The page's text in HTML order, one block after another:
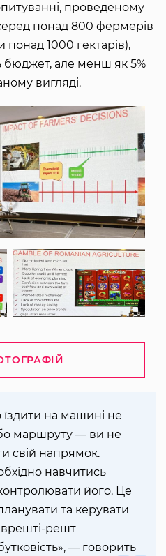
проведеному
понад 800 фермерів
1000 гектарів),
але менш як 5%
вигляді.
на машині не
маршруту — ви не
свій напрямок.
навчитись
його. Це
та керувати
врешті-решт
— говорить